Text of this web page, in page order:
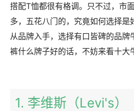
搭配T恤都很有格调。只不过，市
多，五花八门的，究竟如何选择是
从品牌入手，选择有口皆碑的品牌
裤什么牌子好的话，不妨来看十大
1. 李维斯（Levi's）